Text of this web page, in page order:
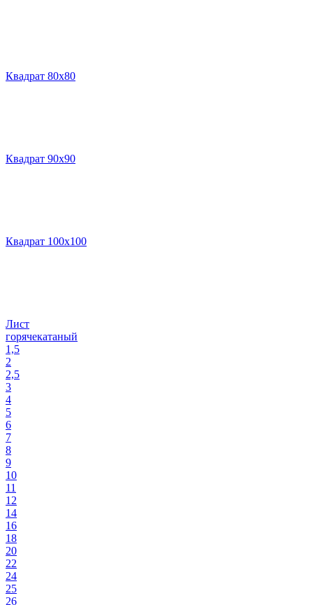
Квадрат 80х80
Квадрат 90х90
Квадрат 100х100
Лист
горячекатаный
1,5
2
2,5
3
4
5
6
7
8
9
10
11
12
14
16
18
20
22
24
25
26